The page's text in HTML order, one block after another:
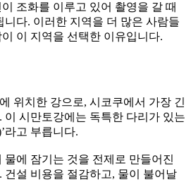
조화를 이루고 있어 촬영을 갈 때
니다. 이러한 지역을 더 많은 사람들
이 지역을 선택한 이유입니다.
위치한 강으로, 시코쿠에서 가장 긴
이 시만토강에는 독특한 다리가 있는
라고 부릅니다.
물에 잠기는 것을 전제로 만들어진
건설 비용을 절감하고, 물이 불어날